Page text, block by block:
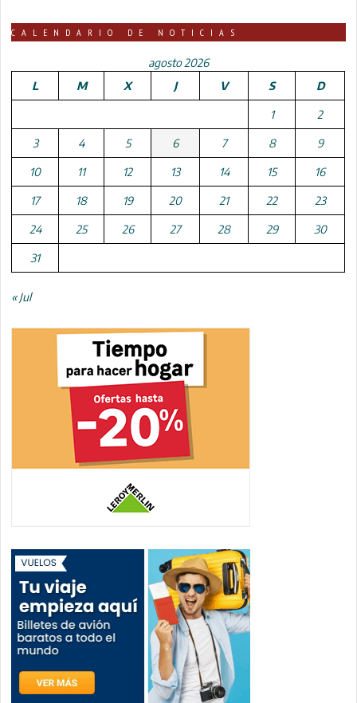
CALENDARIO DE NOTICIAS
agosto 2026
L
M X J V S D
1 2
3 4 5 6 7 8 9
10 11 12 13 14 15 16
17 18 19 20 21 22 23
24 25 26 27 28 29 30
31
« Jul